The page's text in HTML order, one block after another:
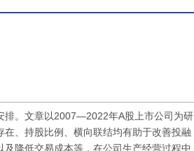
排。文章以2007—2022年A股上市公司为研
、持股比例、横向联结均有助于改善投融
降低交易成本等，在公司生产经营过程中